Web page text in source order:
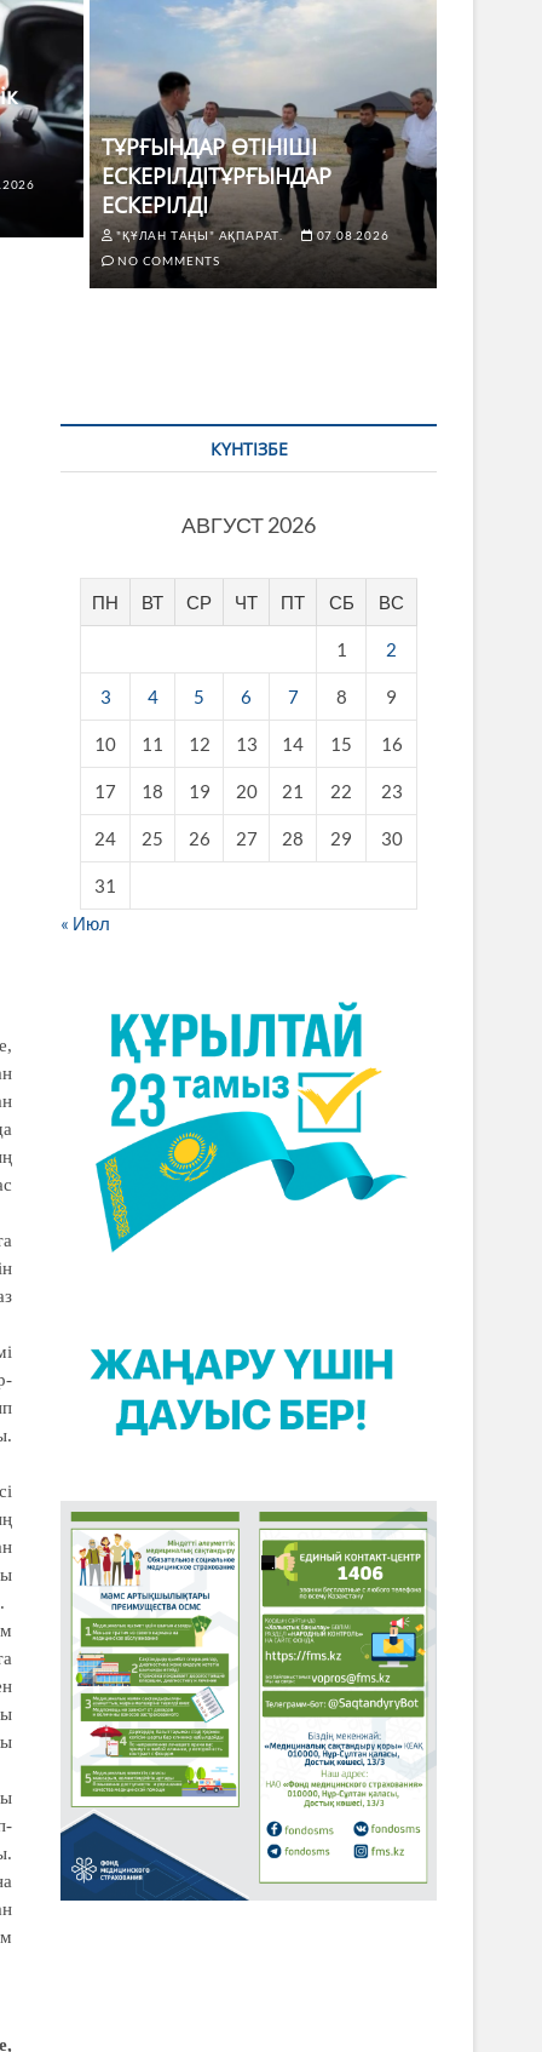
жүргізушілері үшін не
NO COMMENTS
ТҰРҒЫНДАР ӨТІНІШІ
ЕСКЕРІЛДІТҰРҒЫНДАР
ЕСКЕРІЛДІ
"ҚҰЛАН ТАҢЫ" АҚПАРАТ.
07.08.2026
NO COMMENTS
КҮНТІЗБЕ
АВГУСТ 2026
ПН ВТ СР ЧТ ПТ СБ ВС
1 2
3 4 5 6 7 8 9
10 11 12 13 14 15 16
17 18 19 20 21 22 23
24 25 26 27 28 29 30
31
« Июл